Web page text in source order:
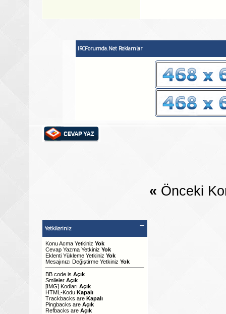
IRCForumda.Net Reklamlar
« Önceki
Yetkileriniz
Konu Acma Yetkiniz Yok
Cevap Yazma Yetkiniz Yok
Eklenti Yükleme Yetkiniz Yok
Mesajınızı Değiştirme Yetkiniz Yok
BB code is Açık
Smileler Açık
[IMG] Kodları Açık
HTML-Kodu Kapalı
Trackbacks are Kapalı
Pingbacks are Açık
Refbacks are Açık